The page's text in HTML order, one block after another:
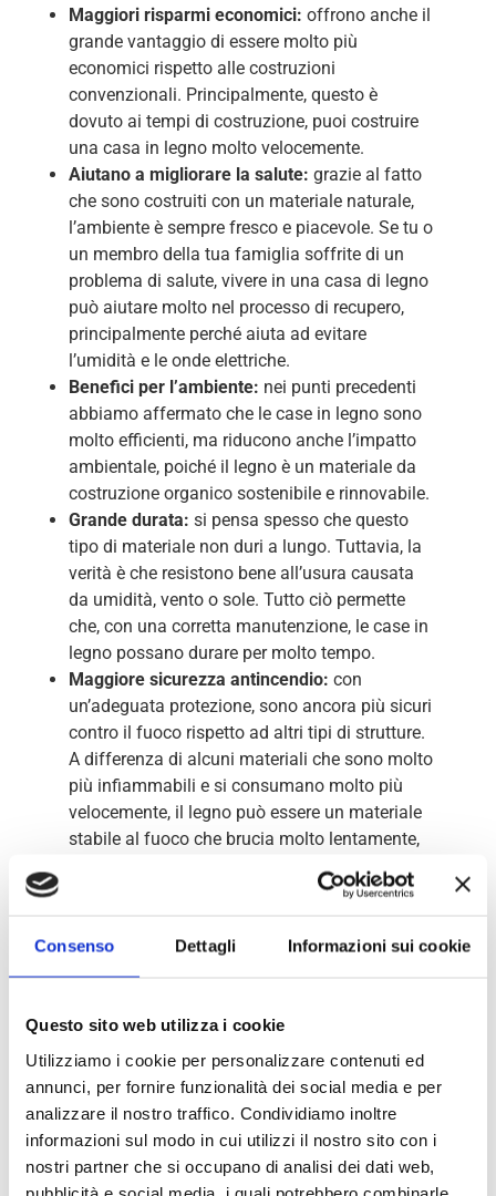
Consenso Dettagli Informazioni sui cookie
Questo sito web utilizza i cookie
Utilizziamo i cookie per personalizzare contenuti ed
annunci, per fornire funzionalità dei social media e per
analizzare il nostro traffico. Condividiamo inoltre
informazioni sul modo in cui utilizzi il nostro sito con i
nostri partner che si occupano di analisi dei dati web,
pubblicità e social media, i quali potrebbero combinarle
Maggiori risparmi economici: offrono anche il
grande vantaggio di essere molto più
economici rispetto alle costruzioni
convenzionali. Principalmente, questo è
dovuto ai tempi di costruzione, puoi costruire
una casa in legno molto velocemente.
Aiutano a migliorare la salute: grazie al fatto
che sono costruiti con un materiale naturale,
l’ambiente è sempre fresco e piacevole. Se tu o
un membro della tua famiglia soffrite di un
problema di salute, vivere in una casa di legno
può aiutare molto nel processo di recupero,
principalmente perché aiuta ad evitare
l’umidità e le onde elettriche.
Benefici per l’ambiente: nei punti precedenti
abbiamo affermato che le case in legno sono
molto efficienti, ma riducono anche l’impatto
ambientale, poiché il legno è un materiale da
costruzione organico sostenibile e rinnovabile.
Grande durata: si pensa spesso che questo
tipo di materiale non duri a lungo. Tuttavia, la
verità è che resistono bene all’usura causata
da umidità, vento o sole. Tutto ciò permette
che, con una corretta manutenzione, le case in
legno possano durare per molto tempo.
Maggiore sicurezza antincendio: con
un’adeguata protezione, sono ancora più sicuri
contro il fuoco rispetto ad altri tipi di strutture.
A differenza di alcuni materiali che sono molto
più infiammabili e si consumano molto più
velocemente, il legno può essere un materiale
stabile al fuoco che brucia molto lentamente,
Ora che conosci alcuni vantaggi e caratteristiche
una?
Tempistiche delle
costruzioni in legno a
Parma
Il legno
è vivo.